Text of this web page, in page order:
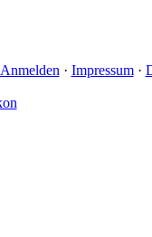
Anmelden · Impressum·